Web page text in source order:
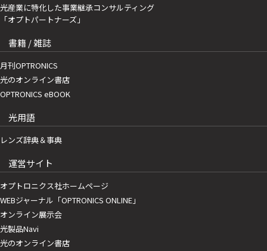
光産業に特化した事業継承コンサルティング
「オプトパートナーズ」
書籍 / 雑誌
月刊OPTRONICS
光のオンライン書店
OPTRONICS eBOOK
光用語
レンズ辞典＆事典
運営サイト
オプトロニクス社ホームページ
WEBジャーナル「OPTRONICS ONLINE」
オンライン展示会
光製品Navi
光のオンライン書店